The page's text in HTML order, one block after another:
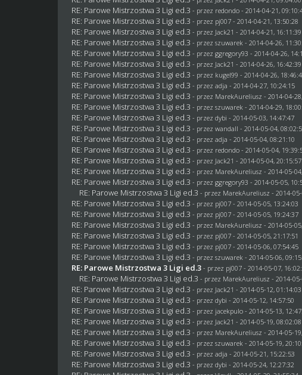
RE: Parowe Mistrzostwa 3 Ligi ed.3 - przez redondo - 2014-04-21,
RE: Parowe Mistrzostwa 3 Ligi ed.3 - przez pj007 - 2014-04-21, 13:50:28
RE: Parowe Mistrzostwa 3 Ligi ed.3 - przez Jack21 - 2014-04-21, 16:11:39
RE: Parowe Mistrzostwa 3 Ligi ed.3 - przezszuwarek - 2014-04-26,
RE: Parowe Mistrzostwa 3 Ligi ed.3 - przezggregory93 - 2014-04-26,
RE: Parowe Mistrzostwa 3 Ligi ed.3 - przez Jack21 - 2014-04-26, 16:42:39
RE: Parowe Mistrzostwa 3 Ligi ed.3 - przez kugel99 - 2014-04-26,
RE: Parowe Mistrzostwa 3 Ligi ed.3 - przez adja - 2014-04-27, 10:24:15
RE: Parowe Mistrzostwa 3 Ligi ed.3 - przez MarekAureliusz - 2014-04-
RE: Parowe Mistrzostwa 3 Ligi ed.3 - przezszuwarek - 2014-04-29,
RE: Parowe Mistrzostwa 3 Ligi ed.3 - przezdybi - 2014-05-03, 14:47:47
RE: Parowe Mistrzostwa 3 Ligi ed.3 - przezwandall - 2014-05-04,
RE: Parowe Mistrzostwa 3 Ligi ed.3 - przez adja - 2014-05-04, 08:21:10
RE: Parowe Mistrzostwa 3 Ligi ed.3 - przez redondo - 2014-05-04,
RE: Parowe Mistrzostwa 3 Ligi ed.3 - przez Jack21 - 2014-05-04, 20:15:57
RE: Parowe Mistrzostwa 3 Ligi ed.3 - przez MarekAureliusz - 2014-05-
RE: Parowe Mistrzostwa 3 Ligi ed.3 - przezggregory93 - 2014-05-05,
RE: Parowe Mistrzostwa 3 Ligi ed.3 - przez MarekAureliusz - 2014-
RE: Parowe Mistrzostwa 3 Ligi ed.3 - przez pj007 - 2014-05-05, 13:24:03
RE: Parowe Mistrzostwa 3 Ligi ed.3 - przez pj007 - 2014-05-05, 19:24:37
RE: Parowe Mistrzostwa 3 Ligi ed.3 - przez MarekAureliusz - 2014-05-
RE: Parowe Mistrzostwa 3 Ligi ed.3 - przez pj007 - 2014-05-05, 21:17:51
RE: Parowe Mistrzostwa 3 Ligi ed.3 - przez pj007 - 2014-05-06, 07:54:45
RE: Parowe Mistrzostwa 3 Ligi ed.3 - przezszuwarek - 2014-05-06,
RE: Parowe Mistrzostwa 3 Ligi ed.3 - przez pj007 - 2014-05-07,
RE: Parowe Mistrzostwa 3 Ligi ed.3 - przez MarekAureliusz - 2014-
RE: Parowe Mistrzostwa 3 Ligi ed.3 - przez Jack21 - 2014-05-12, 01:14:03
RE: Parowe Mistrzostwa 3 Ligi ed.3 - przezdybi - 2014-05-12, 14:57:50
RE: Parowe Mistrzostwa 3 Ligi ed.3 - przez jacekpulo - 2014-05-13,
RE: Parowe Mistrzostwa 3 Ligi ed.3 - przez Jack21 - 2014-05-19, 08:02:08
RE: Parowe Mistrzostwa 3 Ligi ed.3 - przez MarekAureliusz - 2014-05-
RE: Parowe Mistrzostwa 3 Ligi ed.3 - przezszuwarek - 2014-05-19,
RE: Parowe Mistrzostwa 3 Ligi ed.3 - przez adja - 2014-05-21, 15:22:53
RE: Parowe Mistrzostwa 3 Ligi ed.3 - przezdybi - 2014-05-24, 12:27:32